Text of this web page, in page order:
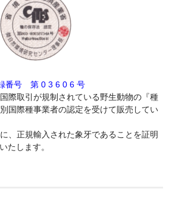
番号 第 0 3 6 0 6 号
際取引が規制されている野生動物の『種
国際種事業者の認定を受けて販売してい
、正規輸入された象牙であることを証明
たします。